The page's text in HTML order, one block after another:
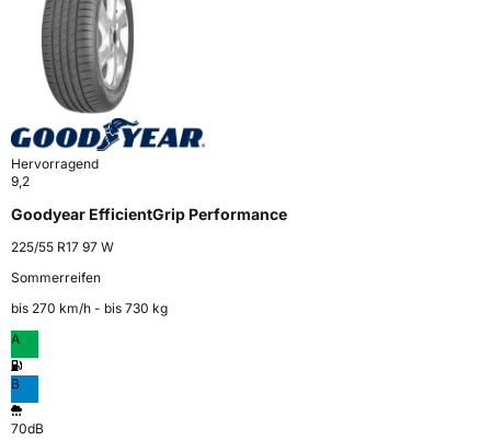
Hervorragend
9,2
Goodyear EfficientGrip Performance
225/55 R17 97 W
Sommerreifen
bis 270 km⁠/⁠h - bis 730 kg
A
B
70dB